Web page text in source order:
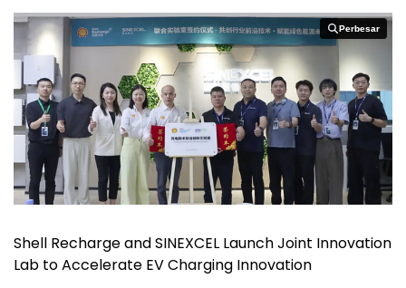
Perbesar
Perbesar
Shell Recharge and SINEXCEL Launch Joint Innovation
Lab to Accelerate EV Charging Innovation